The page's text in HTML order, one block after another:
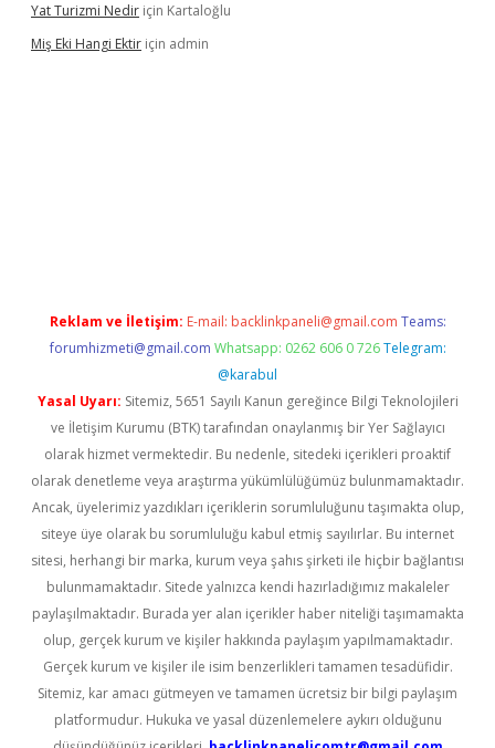
Yat Turizmi Nedir için Kartaloğlu
Miş Eki Hangi Ektir için admin
Reklam ve İletişim: E-mail: backlinkpaneli@gmail.com Teams:
forumhizmeti@gmail.com Whatsapp: 0262 606 0 726 Telegram:
@karabul
Yasal Uyarı: Sitemiz, 5651 Sayılı Kanun gereğince Bilgi Teknolojileri
ve İletişim Kurumu (BTK) tarafından onaylanmış bir Yer Sağlayıcı
olarak hizmet vermektedir. Bu nedenle, sitedeki içerikleri proaktif
olarak denetleme veya araştırma yükümlülüğümüz bulunmamaktadır.
Ancak, üyelerimiz yazdıkları içeriklerin sorumluluğunu taşımakta olup,
siteye üye olarak bu sorumluluğu kabul etmiş sayılırlar. Bu internet
sitesi, herhangi bir marka, kurum veya şahıs şirketi ile hiçbir bağlantısı
bulunmamaktadır. Sitede yalnızca kendi hazırladığımız makaleler
paylaşılmaktadır. Burada yer alan içerikler haber niteliği taşımamakta
olup, gerçek kurum ve kişiler hakkında paylaşım yapılmamaktadır.
Gerçek kurum ve kişiler ile isim benzerlikleri tamamen tesadüfidir.
Sitemiz, kar amacı gütmeyen ve tamamen ücretsiz bir bilgi paylaşım
platformudur. Hukuka ve yasal düzenlemelere aykırı olduğunu